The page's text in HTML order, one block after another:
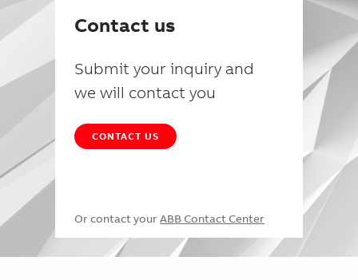
Contact us
Submit your inquiry and
we will contact you
CONTACT US
Or contact your ABB Contact Center